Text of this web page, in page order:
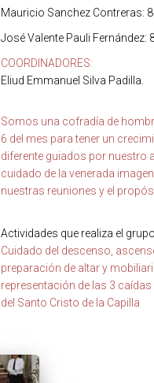
Mauricio Sanchez Contreras:
José Valente Pauli Fernández:
COORDINADORES:
Eliud Emmanuel Silva Padilla.
Somos una cofradía de
6 del mes para tener un
diferente guiados por nuestro
cuidado de la venerada
nuestras reuniones y el
Actividades que realiza el
Cuidado del descenso,
preparación de altar y
representación de las 3
del Santo Cristo de la Capilla